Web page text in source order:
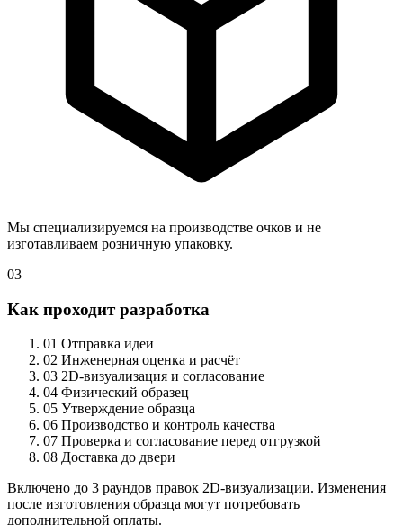
Мы специализируемся на производстве очков и не
изготавливаем розничную упаковку.
03
Как проходит разработка
01 Отправка идеи
02 Инженерная оценка и расчёт
03 2D-визуализация и согласование
04 Физический образец
05 Утверждение образца
06 Производство и контроль качества
07 Проверка и согласование перед отгрузкой
08 Доставка до двери
Включено до 3 раундов правок 2D-визуализации. Изменения
после изготовления образца могут потребовать
дополнительной оплаты.